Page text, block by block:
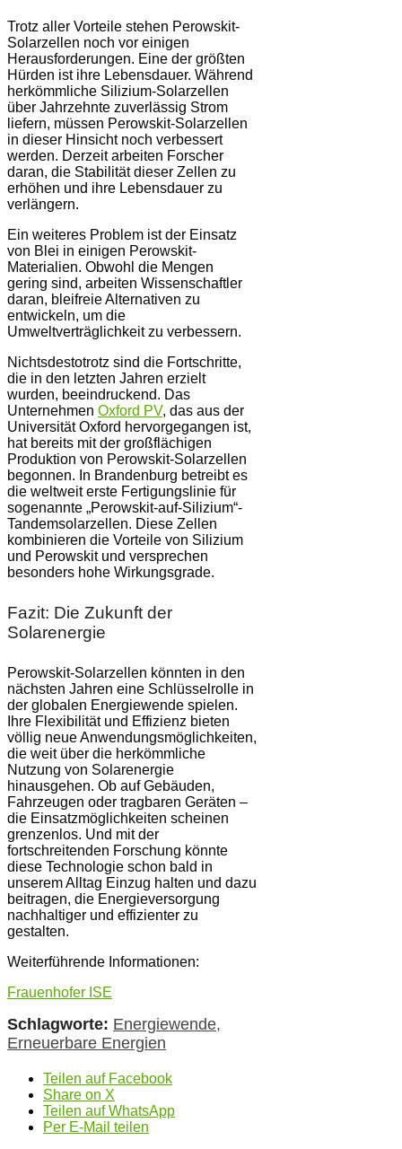
Trotz aller Vorteile stehen Perowskit-
Solarzellen noch vor einigen
Herausforderungen. Eine der größten
Hürden ist ihre Lebensdauer. Während
herkömmliche Silizium-Solarzellen
über Jahrzehnte zuverlässig Strom
liefern, müssen Perowskit-Solarzellen
in dieser Hinsicht noch verbessert
werden. Derzeit arbeiten Forscher
daran, die Stabilität dieser Zellen zu
erhöhen und ihre Lebensdauer zu
verlängern.
Ein weiteres Problem ist der Einsatz
von Blei in einigen Perowskit-
Materialien. Obwohl die Mengen
gering sind, arbeiten Wissenschaftler
daran, bleifreie Alternativen zu
entwickeln, um die
Umweltverträglichkeit zu verbessern.
Nichtsdestotrotz sind die Fortschritte,
die in den letzten Jahren erzielt
wurden, beeindruckend. Das
Unternehmen Oxford PV, das aus der
Universität Oxford hervorgegangen ist,
hat bereits mit der großflächigen
Produktion von Perowskit-Solarzellen
begonnen. In Brandenburg betreibt es
die weltweit erste Fertigungslinie für
sogenannte „Perowskit-auf-Silizium“-
Tandemsolarzellen. Diese Zellen
kombinieren die Vorteile von Silizium
und Perowskit und versprechen
besonders hohe Wirkungsgrade.
Fazit: Die Zukunft der
Solarenergie
Perowskit-Solarzellen könnten in den
nächsten Jahren eine Schlüsselrolle in
der globalen Energiewende spielen.
Ihre Flexibilität und Effizienz bieten
völlig neue Anwendungsmöglichkeiten,
die weit über die herkömmliche
Nutzung von Solarenergie
hinausgehen. Ob auf Gebäuden,
Fahrzeugen oder tragbaren Geräten –
die Einsatzmöglichkeiten scheinen
grenzenlos. Und mit der
fortschreitenden Forschung könnte
diese Technologie schon bald in
unserem Alltag Einzug halten und dazu
beitragen, die Energieversorgung
nachhaltiger und effizienter zu
gestalten.
Weiterführende Informationen:
Frauenhofer ISE
Schlagworte: Energiewende,
Erneuerbare Energien
Teilen auf Facebook
Share on X
Teilen auf WhatsApp
Per E-Mail teilen